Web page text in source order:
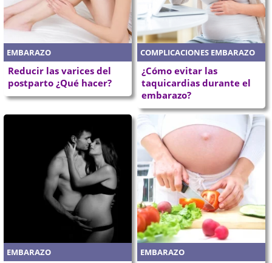
EMBARAZO
Reducir las varices del
postparto ¿Qué hacer?
COMPLICACIONES EMBARAZO
¿Cómo evitar las
taquicardias durante el
embarazo?
EMBARAZO EMBARAZO